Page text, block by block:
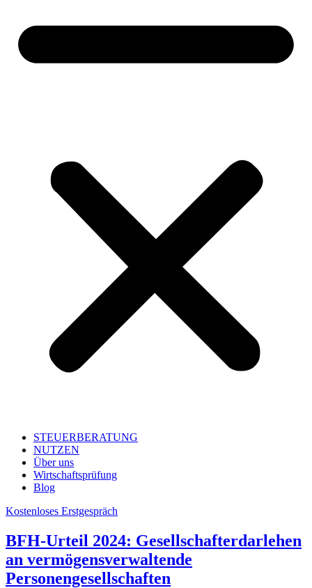
STEUERBERATUNG
NUTZEN
Über uns
Wirtschaftsprüfung
Blog
Kostenloses Erstgespräch
BFH-Urteil 2024: Gesellschafterdarlehen
an vermögensverwaltende
Personengesellschaften